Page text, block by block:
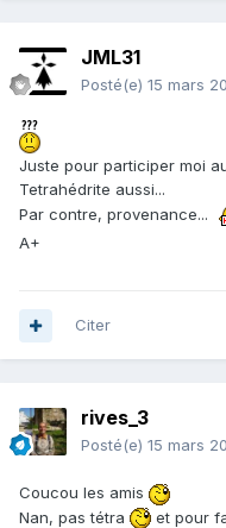
JML31
Posté(e) 15 mars
Juste pour participer moi
Tetrahédrite aussi...
Par contre, provenance...
A+
Citer
rives_3
Posté(e) 15 mars
Coucou les amis
Nan, pas tétra
et pour